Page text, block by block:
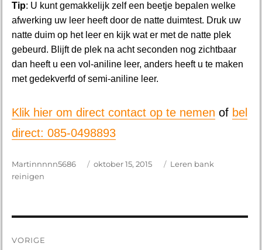
Tip: U kunt gemakkelijk zelf een beetje bepalen welke
afwerking uw leer heeft door de natte duimtest. Druk uw
natte duim op het leer en kijk wat er met de natte plek
gebeurd. Blijft de plek na acht seconden nog zichtbaar
dan heeft u een vol-aniline leer, anders heeft u te maken
met gedekverfd of semi-aniline leer.
Klik hier om direct contact op te nemen of bel
direct: 085-0498893
Auteur
Martinnnnn5686
Geplaatst
oktober 15, 2015 Categorieën
Leren bank
reinigen
VORIGE